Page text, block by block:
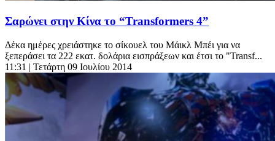
Σαρώνει στην Κίνα το “Transformers 4”
Δέκα ημέρες χρειάστηκε το σίκουελ του Μάικλ Μπέι για να
ξεπεράσει τα 222 εκατ. δολάρια εισπράξεων και έτσι το "Transf...
11:31 | Τετάρτη 09 Ιουλίου 2014